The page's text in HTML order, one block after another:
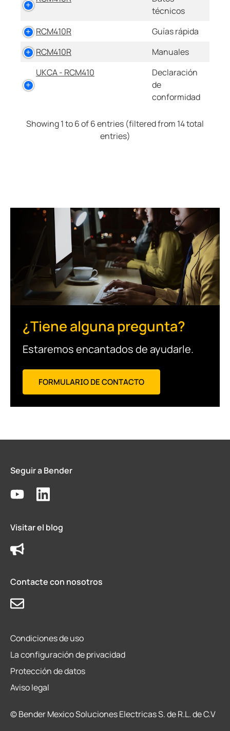
técnicos
RCM410R
Guías rápida
RCM410R
Manuales
UKCA - RCM410
Declaración
de
conformidad
Showing 1 to 6 of 6 entries (filtered from 14 total
entries)
¿Tiene alguna pregunta?
Estaremos encantados de ayudarle.
FORMULARIO DE CONTACTO
Seguir a Bender
Visitar el blog
Contacte con nosotros
Condiciones de uso
La configuración de privacidad
Protección de datos
Aviso legal
© Bender Mexico Soluciones Electricas S. de R.L. de C.V